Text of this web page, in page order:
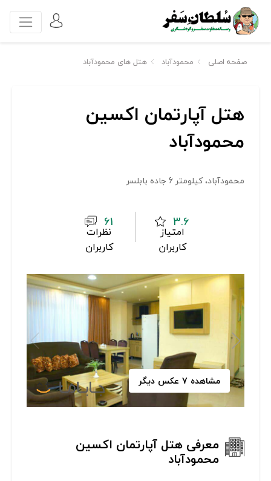
صفحه اصلی محمودآباد هتل های محمودآباد
هتل آپارتمان اکسین
محمودآباد
محمودآباد، کیلومتر 6 جاده بابلسر
3.6
امتیاز
کاربران
61
نظرات
کاربران
مشاهده 7 عکس دیگر
معرفی هتل آپارتمان اکسین
محمودآباد